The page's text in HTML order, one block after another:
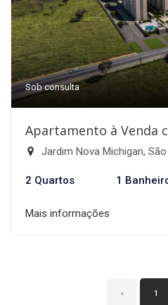
Sob consulta
Apartamento à Venda
Jardim Nova Michigan,
2 Quartos 1
Mais informações
‹ 1